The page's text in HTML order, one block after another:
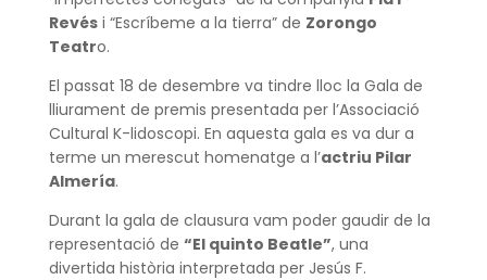
Revési “Escríbeme a la tierra” de Zorongo
Teatro.
El passat 18 de desembre va tindre lloc la Gala de
lliurament de premis presentada per l’Associació
Cultural K-lidoscopi. En aquesta gala es va dur a
terme un merescut homenatge a l’actriu Pilar
Almería.
Durant la gala de clausura vam poder gaudir de la
representació de “El quinto Beatle”, una
divertida història interpretada per Jesús F.